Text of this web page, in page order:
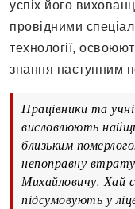
успіх його
провідними
технології,
знання наступним
Працівники та
висловлюють
близьким
непоправну
Михайловичу. Хай
підсумовують у